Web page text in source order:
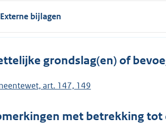
Externe bijlagen
grondslag(en) of
art. 147, 149
met betrekking tot